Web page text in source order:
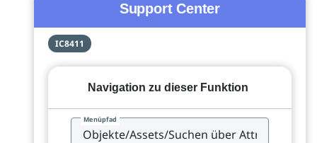
Support Center
IC8411
Navigation zu dieser Funktion
Menüpfad